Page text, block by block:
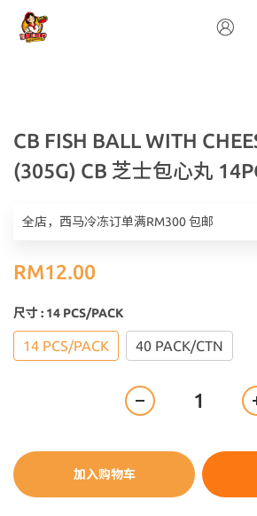
CB FISH BALL WITH
(305G) CB 芝士包心丸
全店，西马冷冻订单满RM300 包邮
RM12.00
尺寸: 14 PCS/PACK
14 PCS/PACK 40 PACK/CTN
加入购物车